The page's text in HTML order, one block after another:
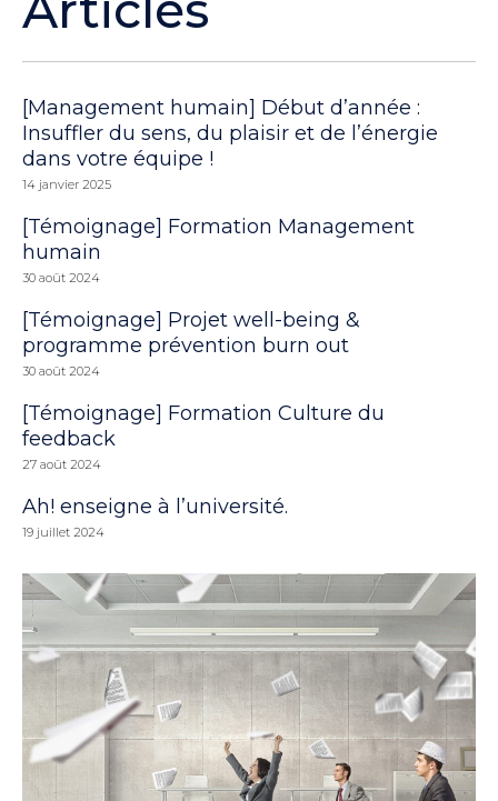
[Management humain] Début d’année :
Insuffler du sens, du plaisir et de l’énergie
dans votre équipe !
14 janvier 2025
[Témoignage] Formation Management
humain
30 août 2024
[Témoignage] Projet well-being &
programme prévention burn out
30 août 2024
[Témoignage] Formation Culture du
feedback
27 août 2024
Ah! enseigne à l’université.
19 juillet 2024